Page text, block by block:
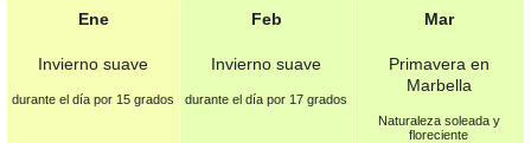
Ene
Invierno suave
durante el día por 15 grados
Feb
Invierno suave
durante el día por 17 grados
Mar
Primavera en
Marbella
Naturaleza soleada y
floreciente